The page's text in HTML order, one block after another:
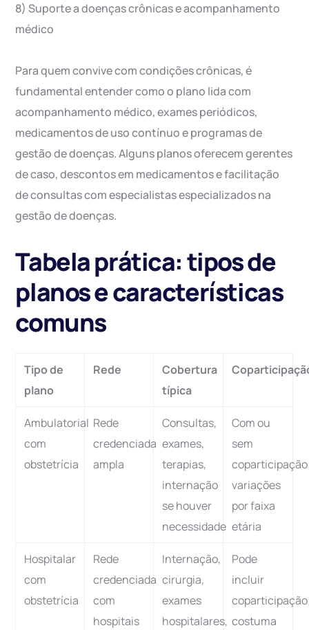
8) Suporte a doenças crônicas e acompanhamento
médico
Para quem convive com condições crônicas, é
fundamental entender como o plano lida com
acompanhamento médico, exames periódicos,
medicamentos de uso contínuo e programas de
gestão de doenças. Alguns planos oferecem gerentes
de caso, descontos em medicamentos e facilitação
de consultas com especialistas especializados na
gestão de doenças.
Tabela prática: tipos de
planos e características
comuns
Tipo de
plano
Rede
Cobertura
típica
Ambulatorial
com
obstetrícia
Rede
credenciada
ampla
Consultas,
exames,
terapias,
internação
se houver
necessidade
Com ou
sem
variações
por faixa
etária
Hospitalar
com
obstetrícia
Rede
credenciada
com
hospitais
Internação,
cirurgia,
exames
hospitalares,
Pode
incluir
costuma